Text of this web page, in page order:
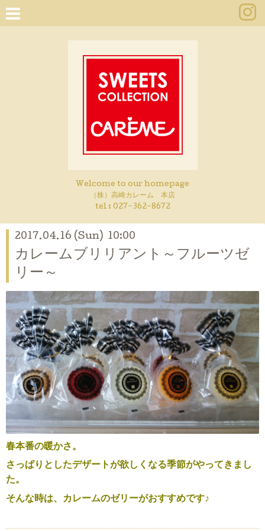
Welcome to our homepage
（株）高崎カレーム 本店
tel : 027-362-8672
2017.04.16 (Sun) 10:00
カレームブリリアント～フルーツゼ
リー～
春本番の暖かさ。
さっぱりとしたデザートが欲しくなる季節がやってきまし
た。
そんな時は、カレームのゼリーがおすすめです♪